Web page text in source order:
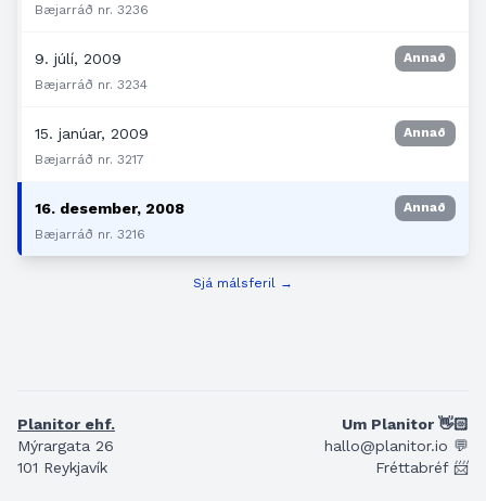
Bæjarráð nr. 3236
9. júlí, 2009
Annað
Bæjarráð nr. 3234
15. janúar, 2009
Annað
Bæjarráð nr. 3217
16. desember, 2008
Annað
Bæjarráð nr. 3216
Sjá málsferil →
Planitor ehf.
Mýrargata 26
101 Reykjavík
Um Planitor 👋🏻
hallo@planitor.io 💬
Fréttabréf 📨